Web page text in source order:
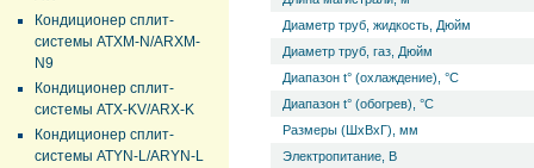
Кондиционер сплит-
системы ATXM-N/ARXM-
N9
Кондиционер сплит-
системы ATX-KV/ARX-K
Кондиционер сплит-
системы ATYN-L/ARYN-L
Диаметр труб, жидкость, Дюйм
Диаметр труб, газ, Дюйм
Диапазон t° (охлаждение), °С
Диапазон t° (обогрев), °С
Размеры (ШхВхГ), мм
Электропитание, В